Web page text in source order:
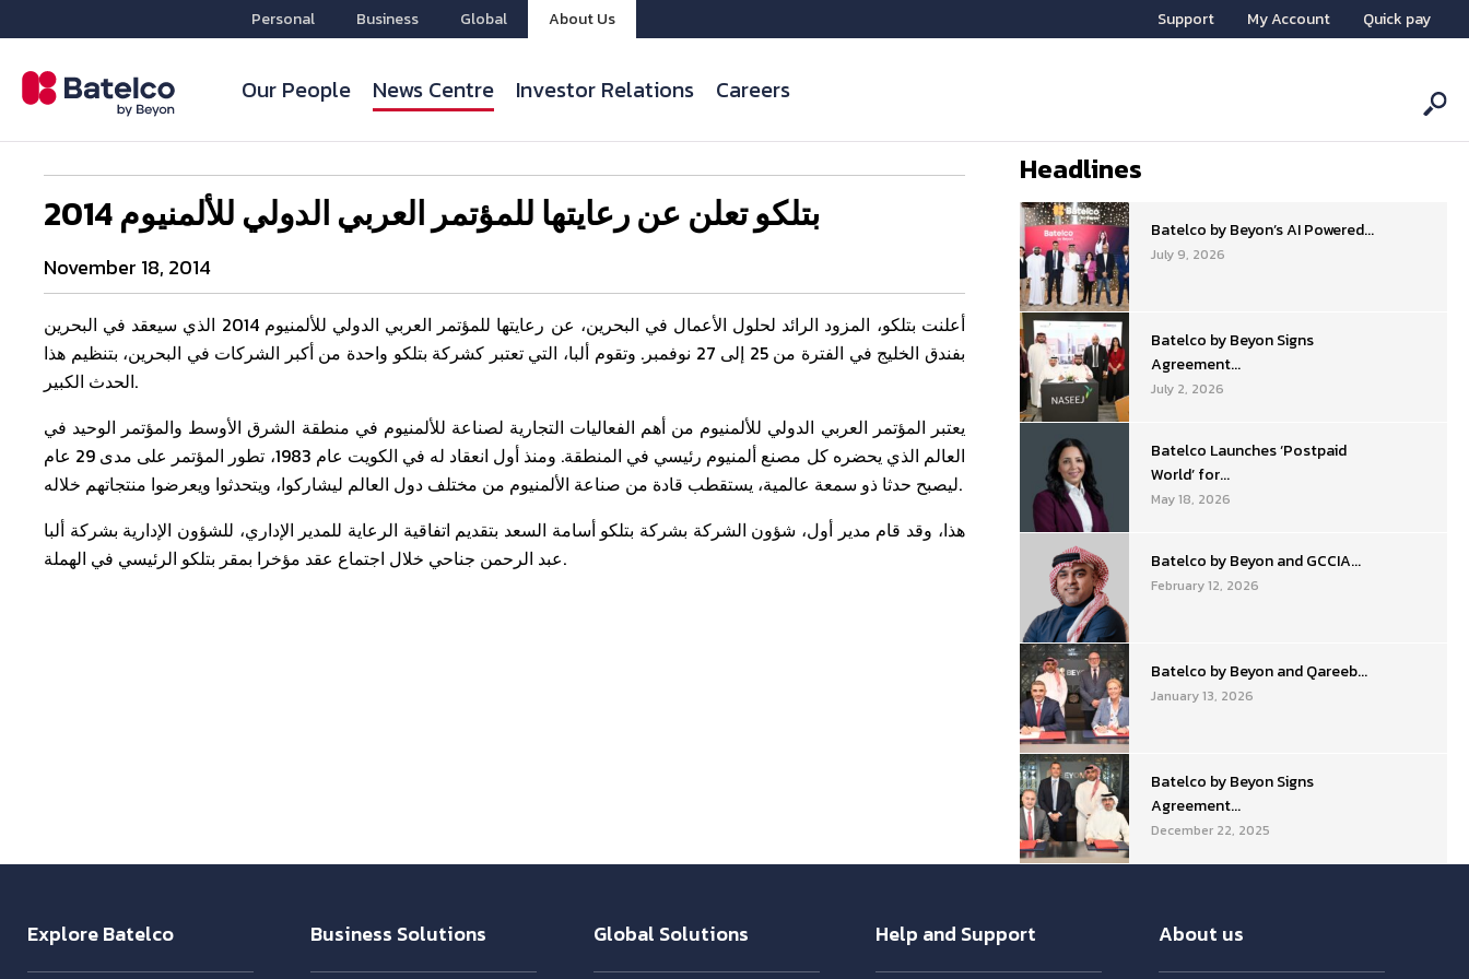
Support My Account Quick pay
Personal Business Global About Us
Our People News Centre Investor Relations Careers
بتلكو تعلن عن رعايتها للمؤتمر العربي الدولي للألمنيوم 2014
November 18, 2014
أعلنت بتلكو، المزود الرائد لحلول الأعمال في البحرين، عن رعايتها للمؤتمر العربي الدولي للألمنيوم 2014 الذي سيعقد في البحرين
بفندق الخليج في الفترة من 25 إلى 27 نوفمبر. وتقوم ألبا، التي تعتبر كشركة بتلكو واحدة من أكبر الشركات في البحرين، بتنظيم هذا
الحدث الكبير.
يعتبر المؤتمر العربي الدولي للألمنيوم من أهم الفعاليات التجارية لصناعة للألمنيوم في منطقة الشرق الأوسط والمؤتمر الوحيد في
العالم الذي يحضره كل مصنع ألمنيوم رئيسي في المنطقة. ومنذ أول انعقاد له في الكويت عام 1983، تطور المؤتمر على مدى 29 عام
ليصبح حدثا ذو سمعة عالمية، يستقطب قادة من صناعة الألمنيوم من مختلف دول العالم ليشاركوا، ويتحدثوا ويعرضوا منتجاتهم خلاله.
هذا، وقد قام مدير أول، شؤون الشركة بشركة بتلكو أسامة السعد بتقديم اتفاقية الرعاية للمدير الإداري، للشؤون الإدارية بشركة ألبا
عبد الرحمن جناحي خلال اجتماع عقد مؤخرا بمقر بتلكو الرئيسي في الهملة.
Headlines
Batelco by Beyon’s AI Powered...
July 9, 2026
Batelco by Beyon Signs
Agreement...
July 2, 2026
Batelco Launches ‘Postpaid
World’ for...
May 18, 2026
Batelco by Beyon and GCCIA...
February 12, 2026
Batelco by Beyon and Qareeb...
January 13, 2026
Batelco by Beyon Signs
Agreement...
December 22, 2025
Explore Batelco Business Solutions Global Solutions Help and Support About us